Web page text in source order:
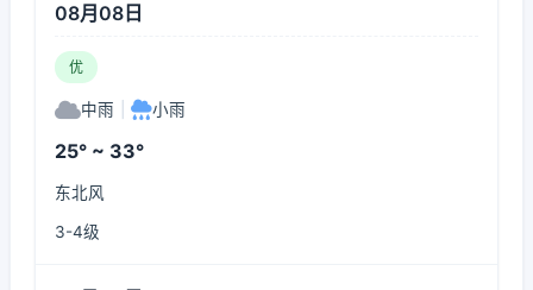
08月08日
优
中雨 小雨
25° ~ 33°
东北风
3-4级